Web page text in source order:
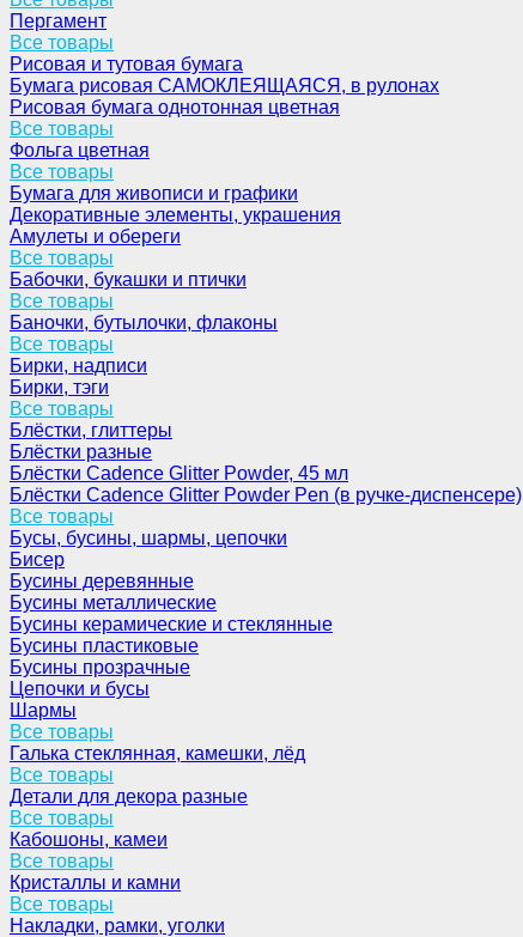
Пергамент
Все товары
Рисовая и тутовая бумага
Бумага рисовая САМОКЛЕЯЩАЯСЯ, в рулонах
Рисовая бумага однотонная цветная
Все товары
Фольга цветная
Все товары
Бумага для живописи и графики
Декоративные элементы, украшения
Амулеты и обереги
Все товары
Бабочки, букашки и птички
Все товары
Баночки, бутылочки, флаконы
Все товары
Бирки, надписи
Бирки, тэги
Все товары
Блёстки, глиттеры
Блёстки разные
Блёстки Cadence Glitter Powder, 45 мл
Блёстки Cadence Glitter Powder Pen (в ручке-диспенсере)
Все товары
Бусы, бусины, шармы, цепочки
Бисер
Бусины деревянные
Бусины металлические
Бусины керамические и стеклянные
Бусины пластиковые
Бусины прозрачные
Цепочки и бусы
Шармы
Все товары
Галька стеклянная, камешки, лёд
Все товары
Детали для декора разные
Все товары
Кабошоны, камеи
Все товары
Кристаллы и камни
Все товары
Накладки, рамки, уголки